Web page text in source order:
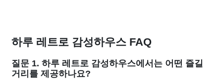
하루 레트로 감성하우스 FAQ
질문 1. 하루 레트로 감성하우스에서는 어떤 즐길
거리를 제공하나요?